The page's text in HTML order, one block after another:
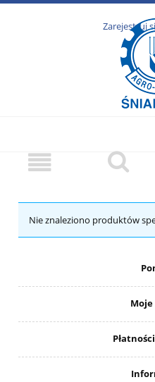
Zarejestruj
Nie znaleziono produktów